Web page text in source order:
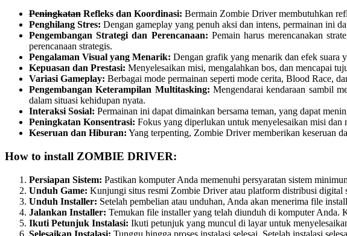
Peningkatan Refleks dan Koordinasi: Bermain Zombie Driver membutuhkan
Penghilang Stres: Dengan gameplay yang penuh aksi dan intens, permainan ini
Pengembangan Strategi dan Perencanaan: Pemain harus merencanakan
perencanaan strategis.
Pengalaman Visual yang Menarik: Dengan grafik yang menarik dan efek suara
Kepuasan dan Prestasi: Menyelesaikan misi, mengalahkan bos, dan mencapai
Variasi Gameplay: Berbagai mode permainan seperti mode cerita, Blood Race,
Pengembangan Keterampilan Multitasking: Mengendarai kendaraan sambil
dalam situasi kehidupan nyata.
Interaksi Sosial: Permainan ini dapat dimainkan bersama teman, yang dapat
Peningkatan Konsentrasi: Fokus yang diperlukan untuk menyelesaikan misi dan
Keseruan dan Hiburan: Yang terpenting, Zombie Driver memberikan keseruan
How to install ZOMBIE DRIVER:
Persiapan Sistem: Pastikan komputer Anda memenuhi persyaratan sistem
Unduh Game: Kunjungi situs resmi Zombie Driver atau platform distribusi digital
Unduh Installer: Setelah pembelian atau unduhan, Anda akan menerima file
Jalankan Installer: Temukan file installer yang telah diunduh di komputer Anda.
Ikuti Petunjuk Instalasi: Ikuti petunjuk yang muncul di layar untuk
Selesaikan Instalasi: Tunggu hingga proses instalasi selesai. Setelah instalasi